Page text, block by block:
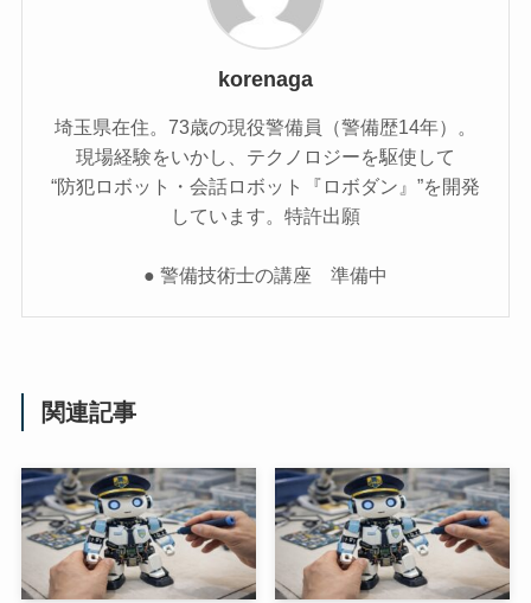
korenaga
埼玉県在住。73歳の現役警備員（警備歴14年）。
現場経験をいかし、テクノロジーを駆使して
“防犯ロボット・会話ロボット『ロボダン』”を開発
しています。特許出願
● 警備技術士の講座 準備中
関連記事